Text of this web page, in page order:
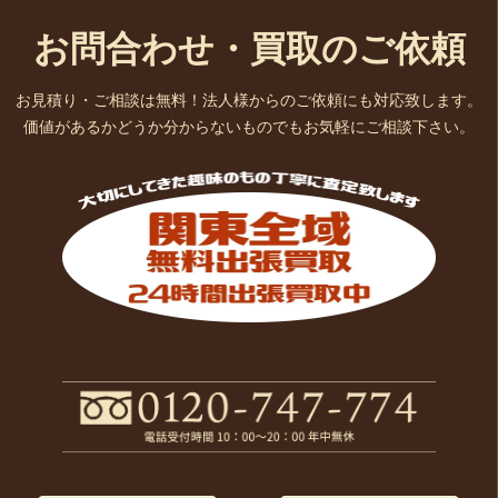
お問合わせ・買取のご依頼
お見積り・ご相談は無料！法人様からのご依頼にも対応致します。
価値があるかどうか分からないものでもお気軽にご相談下さい。